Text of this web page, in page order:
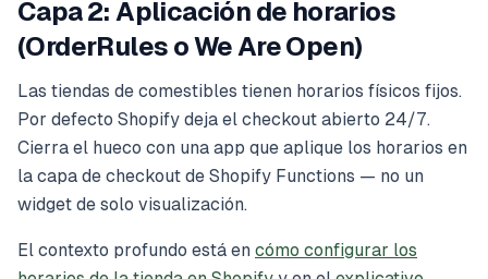
Capa 2: Aplicación de horarios
(OrderRules o We Are Open)
Las tiendas de comestibles tienen horarios físicos fijos.
Por defecto Shopify deja el checkout abierto 24/7.
Cierra el hueco con una app que aplique los horarios en
la capa de checkout de Shopify Functions — no un
widget de solo visualización.
El contexto profundo está en cómo configurar los